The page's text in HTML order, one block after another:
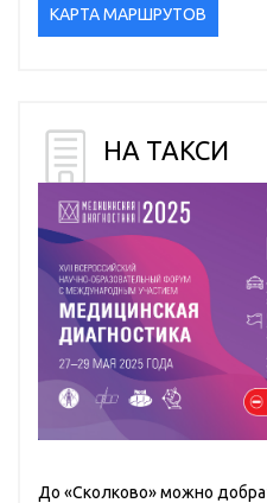
КАРТА МАРШРУТОВ
НА ТАКСИ
До «Сколково» можно